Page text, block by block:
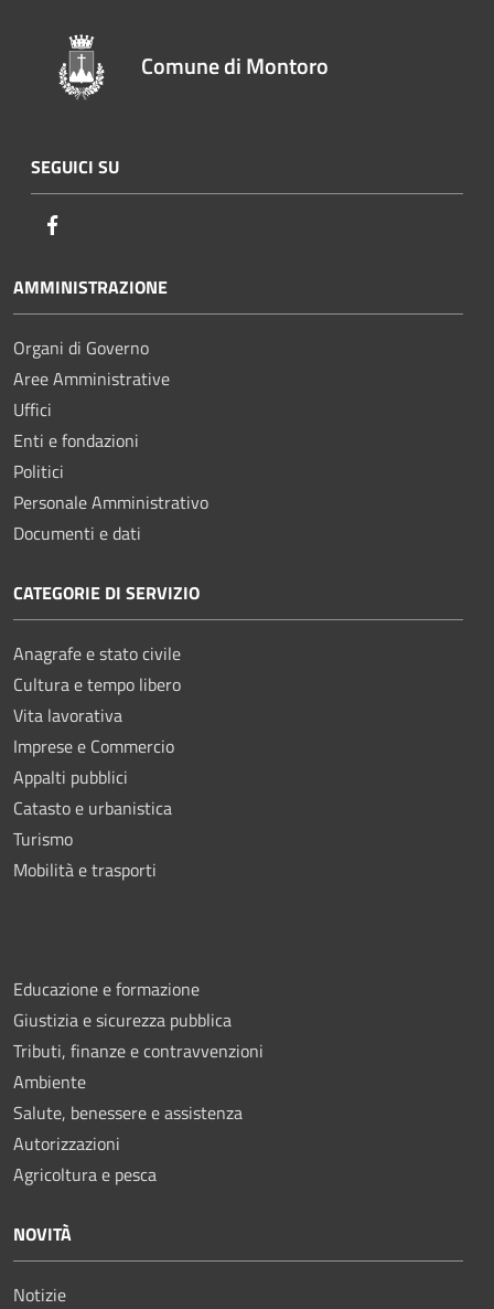
Comune di Montoro
SEGUICI SU
AMMINISTRAZIONE
Organi di Governo
Aree Amministrative
Uffici
Enti e fondazioni
Politici
Personale Amministrativo
Documenti e dati
CATEGORIE DI SERVIZIO
Anagrafe e stato civile
Cultura e tempo libero
Vita lavorativa
Imprese e Commercio
Appalti pubblici
Catasto e urbanistica
Turismo
Mobilità e trasporti
Educazione e formazione
Giustizia e sicurezza pubblica
Tributi, finanze e contravvenzioni
Ambiente
Salute, benessere e assistenza
Autorizzazioni
Agricoltura e pesca
NOVITÀ
Notizie